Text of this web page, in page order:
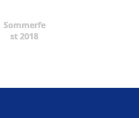
Sommerfe
st 2018